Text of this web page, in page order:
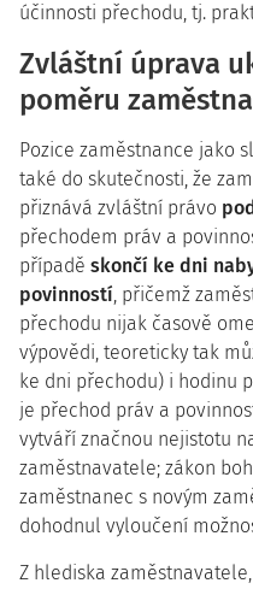
účinnosti přechodu, tj.
Zvláštní úprava
poměru
Pozice zaměstnance jako
také do skutečnosti, že
přiznává zvláštní právo
přechodem práv a
případě skončí ke dni
povinností, přičemž
přechodu nijak časově
výpovědi, teoreticky tak
ke dni přechodu) i hodinu
je přechod práv a
vytváří značnou nejistotu
zaměstnavatele; zákon
zaměstnanec s novým
dohodnul vyloučení
Z hlediska